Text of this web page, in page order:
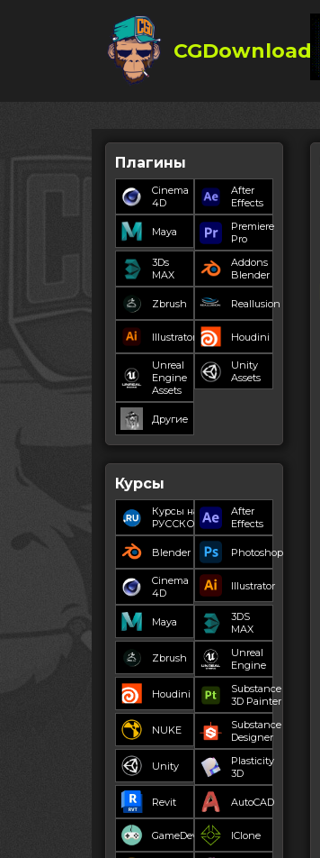
CGDownload
Плагины
Cinema
4D
After
Effects
Maya
Premiere
Pro
3Ds
MAX
Addons
Blender
Zbrush Reallusion
Illustrator Houdini
Unreal
Engine
Assets
Unity
Assets
Другие
Курсы
Курсы на
РУССКОМ
After
Effects
Blender Photoshop
Cinema
4D
Illustrator
Maya
3DS
MAX
Zbrush
Unreal
Engine
Houdini
Substance
3D Painter
NUKE
Substance
Designer
Unity
Plasticity
3D
Revit AutoCAD
GameDev IClone